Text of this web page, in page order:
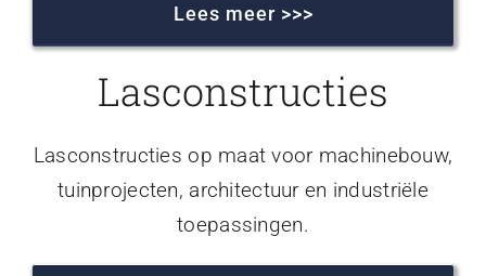
Lees meer >>>
Lasconstructies
Lasconstructies op maat voor machinebouw,
tuinprojecten, architectuur en industriële
toepassingen.